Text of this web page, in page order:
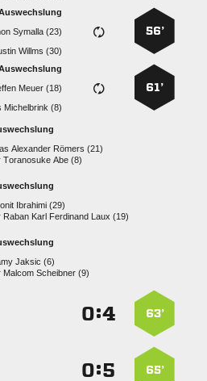
56’
 
 
61’
 

  
  
 
    
 
  
63’
:
65’
: